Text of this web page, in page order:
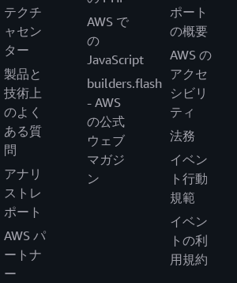
テクチ
ャセン
ター
製品と
技術上
のよく
ある質
問
アナリ
ストレ
ポート
AWS パ
ートナ
ー
AWS で
の
JavaScript
builders.flash
- AWS
の公式
ウェブ
マガジ
ン
ポート
の概要
AWS の
アクセ
シビリ
ティ
法務
イベン
ト行動
規範
イベン
トの利
用規約